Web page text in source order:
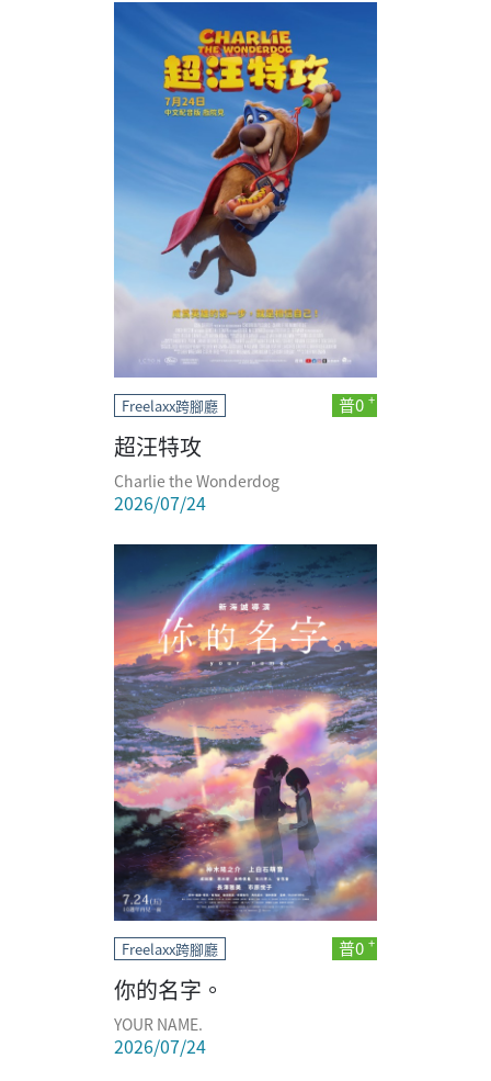
Freelaxx跨腳廳 普0
超汪特攻
Charlie the Wonderdog
2026/07/24
Freelaxx跨腳廳 普0
你的名字。
YOUR NAME.
2026/07/24